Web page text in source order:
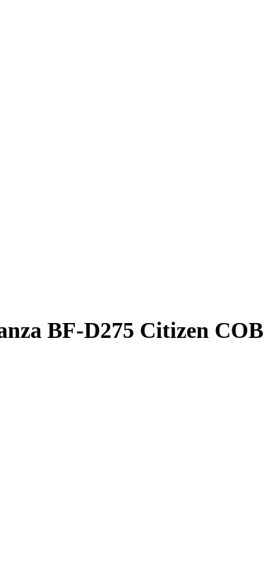
BF-D275 Citizen COB